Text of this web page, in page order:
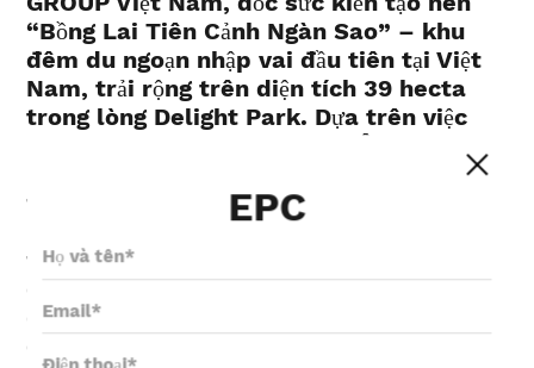
“Bồng Lai Tiên Cảnh Ngàn Sao” – khu
đêm du ngoạn nhập vai đầu tiên tại Việt
Nam, trải rộng trên diện tích 39 hecta
trong lòng Delight Park. Dựa trên việc
khai thác sâu sắc thần thoại Âu Lạc, kết
hợp cùng các công nghệ đa phương tiện
tiên tiến như ánh sáng động, âm thanh
không gian, trình chiếu hình ảnh và tương
tác người thật, Vanyee đã biến những câu
chuyện huyền thoại thành thực tại sống
động – một thế giới có thể bước vào,
EPC